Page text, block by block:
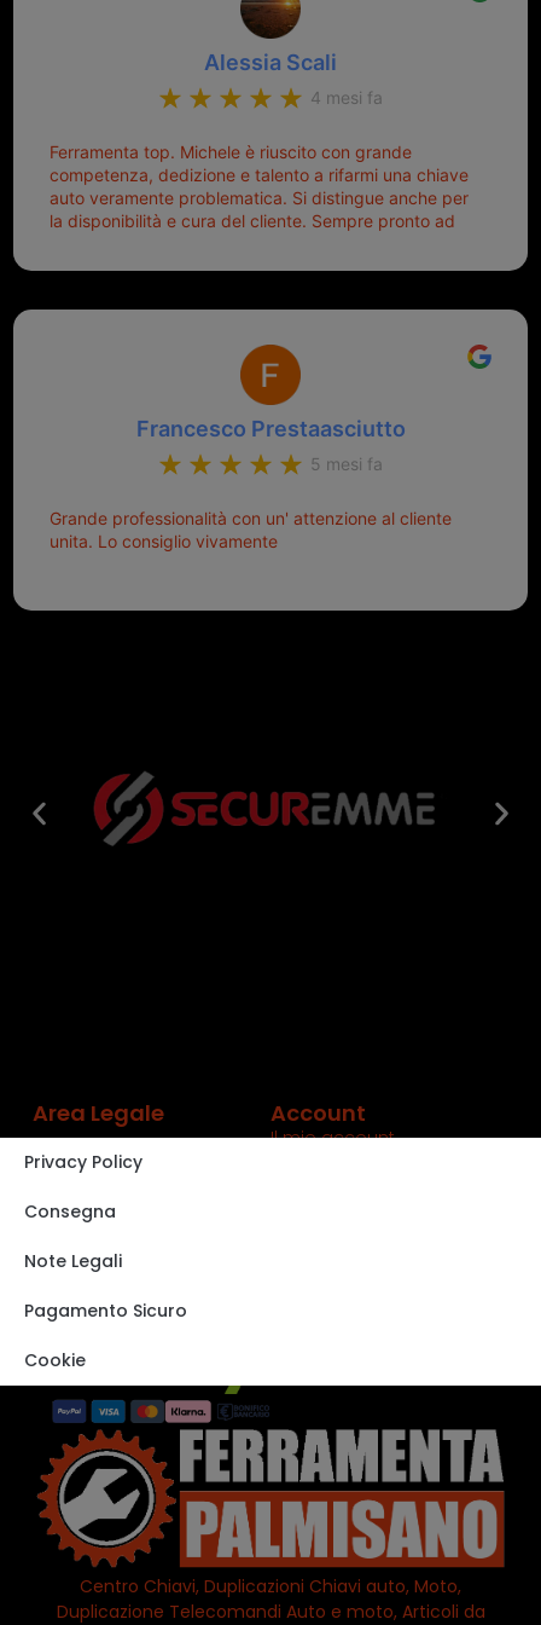
Alessia Scali
4 mesi fa
Ferramenta top. Michele è riuscito con grande
competenza, dedizione e talento a rifarmi una chiave
auto veramente problematica. Si distingue anche per
la disponibilità e cura del cliente. Sempre pronto ad
Francesco Prestaasciutto
5 mesi fa
Grande professionalità con un' attenzione al cliente
unita. Lo consiglio vivamente
Centro Chiavi, Duplicazioni Chiavi auto, Moto,
Duplicazione Telecomandi Auto e moto, Articoli da
Area Legale
Privacy Policy
Consegna
Note Legali
Pagamento Sicuro
Cookie
Account
Il mio account
VISITA IL NOSTRO